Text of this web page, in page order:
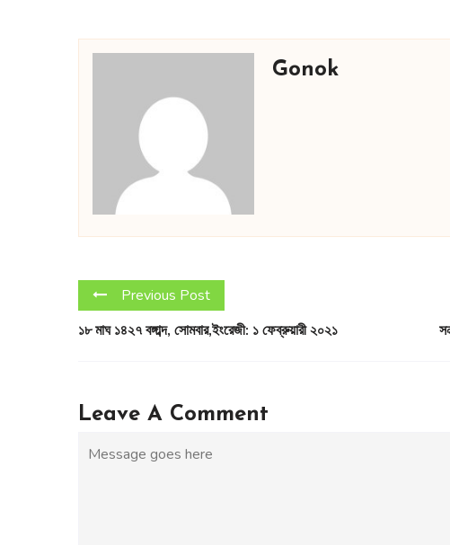
Gonok
Previous Post
১৮ মাঘ ১৪২৭ বঙ্গাব্দ, সোমবার,ইংরেজী: ১ ফেব্রুয়ারী ২০২১
Leave A Comment